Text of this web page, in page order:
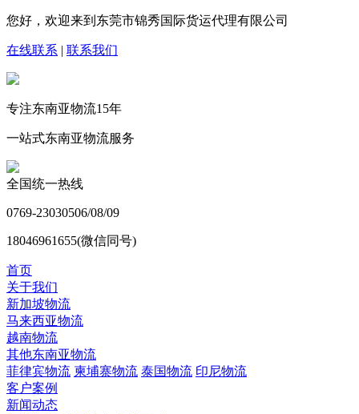
您好，欢迎来到东莞市锦秀国际货运代理有限公司
在线联系 | 联系我们
专注东南亚物流15年
一站式东南亚物流服务
全国统一热线
0769-23030506/08/09
18046961655(微信同号)
首页
关于我们
新加坡物流
马来西亚物流
越南物流
其他东南亚物流
菲律宾物流 柬埔寨物流 泰国物流 印尼物流
客户案例
新闻动态